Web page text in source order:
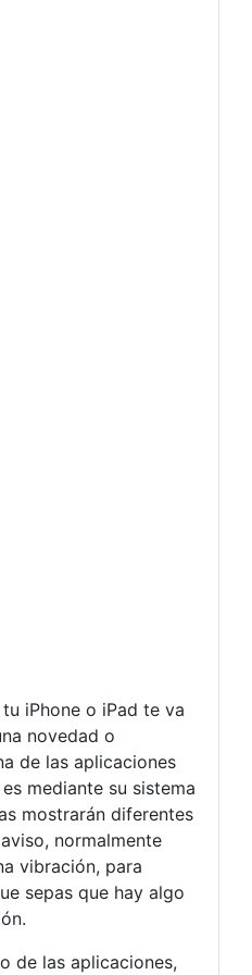
iPhone o iPad te va
novedad o
de las aplicaciones
mediante su sistema
mostrarán diferentes
normalmente
vibración, para
sepas que hay algo
de las aplicaciones,